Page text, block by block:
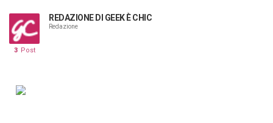
REDAZIONE DI GEEK È CHIC
Redazione
3 Post